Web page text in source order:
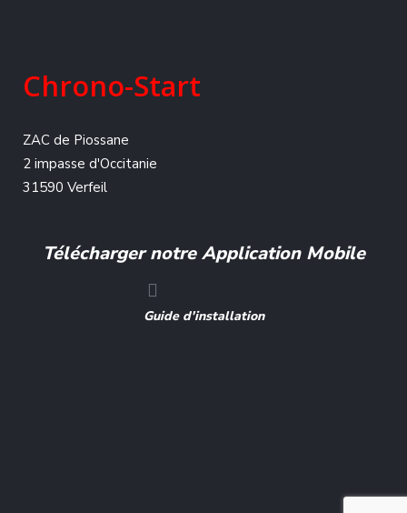
Chrono-Start
ZAC de Piossane
2 impasse d'Occitanie
31590 Verfeil
Télécharger notre Application Mobile
Guide d'installation